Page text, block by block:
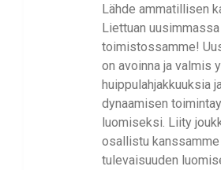
Lähde ammatillisen
Liettuan uusimmassa
toimistossamme!
on avoinna ja valmis
huippulahjakkuuksia
dynaamisen
luomiseksi. Liity
osallistu kanssamme
tulevaisuuden